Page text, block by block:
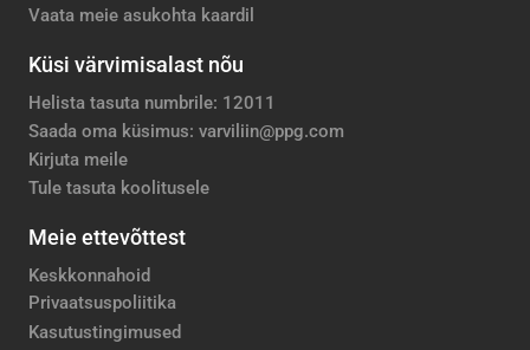
Vaata meie asukohta kaardil
Küsi värvimisalast nõu
Helista tasuta numbrile: 12011
Saada oma küsimus: varviliin@ppg.com
Kirjuta meile
Tule tasuta koolitusele
Meie ettevõttest
Keskkonnahoid
Privaatsuspoliitika
Kasutustingimused